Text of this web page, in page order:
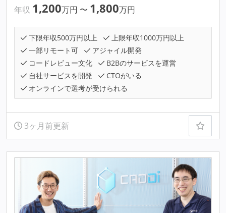
年収 1,200万円 〜 1,800万円
下限年収500万円以上
上限年収1000万円以上
一部リモート可
アジャイル開発
コードレビュー文化
B2Bのサービスを運営
自社サービスを開発
CTOがいる
オンラインで選考が受けられる
3ヶ月前更新